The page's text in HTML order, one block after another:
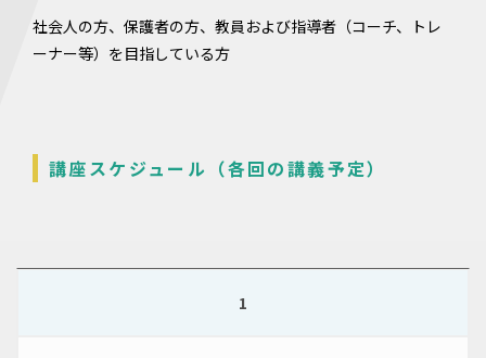
社会人の方、保護者の方、教員および指導者（コーチ、トレ
ーナー等）を目指している方
講座スケジュール（各回の講義予定）
1